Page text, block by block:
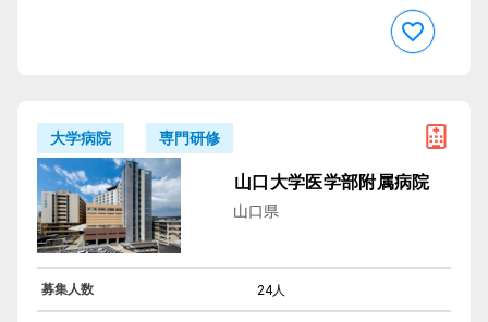
大学病院 専門研修
山口大学医学部附属病院
山口県
募集人数 24人